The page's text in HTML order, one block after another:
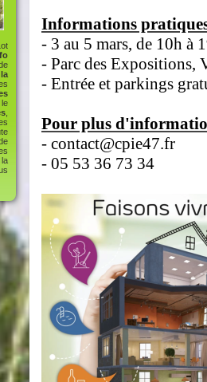
Informations
- 3 au 5 mars, de 10h à
- Parc des Expositions,
- Entrée et parkings
Pour plus
- contact@cpie47.fr
- 05 53 36 73 34